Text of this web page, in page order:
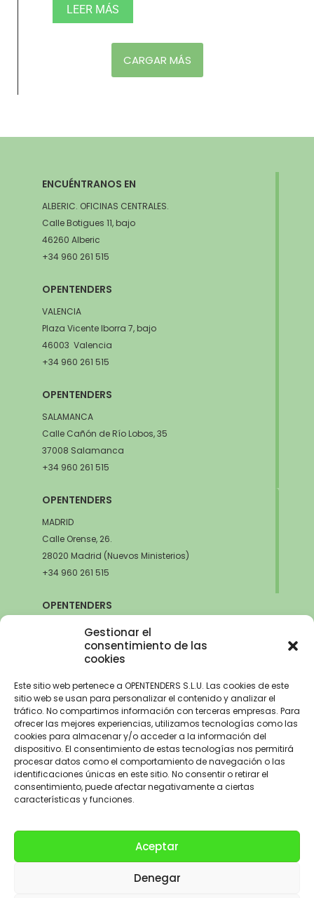
Gestionar el
consentimiento de las
cookies
Este sitio web pertenece a OPENTENDERS S.L.U. Las cookies de este
sitio web se usan para personalizar el contenido y analizar el
tráfico. No compartimos información con terceras empresas. Para
ofrecer las mejores experiencias, utilizamos tecnologías como las
cookies para almacenar y/o acceder a la información del
dispositivo. El consentimiento de estas tecnologías nos permitirá
procesar datos como el comportamiento de navegación o las
identificaciones únicas en este sitio. No consentir o retirar el
consentimiento, puede afectar negativamente a ciertas
características y funciones.
Aceptar
Denegar
LEER MÁS
CARGAR MÁS
ENCUÉNTRANOS EN
ALBERIC. OFICINAS CENTRALES.
Calle Botigues 11, bajo
46260 Alberic
+34 960 261 515
OPENTENDERS
VALENCIA
Plaza Vicente Iborra 7, bajo
46003 Valencia
+34 960 261 515
OPENTENDERS
SALAMANCA
Calle Cañón de Río Lobos, 35
37008 Salamanca
+34 960 261 515
OPENTENDERS
MADRID
Calle Orense, 26.
28020 Madrid (Nuevos Ministerios)
+34 960 261 515
OPENTENDERS
Avda. de la Innovación, 6
41020 Sevilla
Aviso Legal–Política de Privacidad–Política de Cookies –Trabaja con
nosotros
OPENTENDERS, S.L. ha recibido una ayuda de 2900€ para
electrificación del parque automovilístico dentro del Programa de
vehículos eléctricos «enchufables» y de pila de combustible dentro del
programa de incentivos a la movilidad eficiente y sostenible (Programa
MOVES III Vehículos Comunitat Valenciana) del Ministerio para la